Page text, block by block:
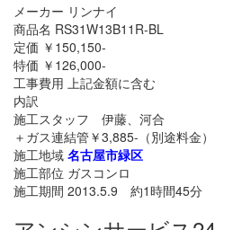
メーカー リンナイ
商品名 RS31W13B11R-BL
定価 ￥150,150-
特価 ￥126,000-
工事費用 上記金額に含む
内訳
施工スタッフ 伊藤、河合
＋ガス連結管￥3,885-（別途料金）
施工地域 名古屋市緑区
施工部位 ガスコンロ
施工期間 2013.5.9 約1時間45分